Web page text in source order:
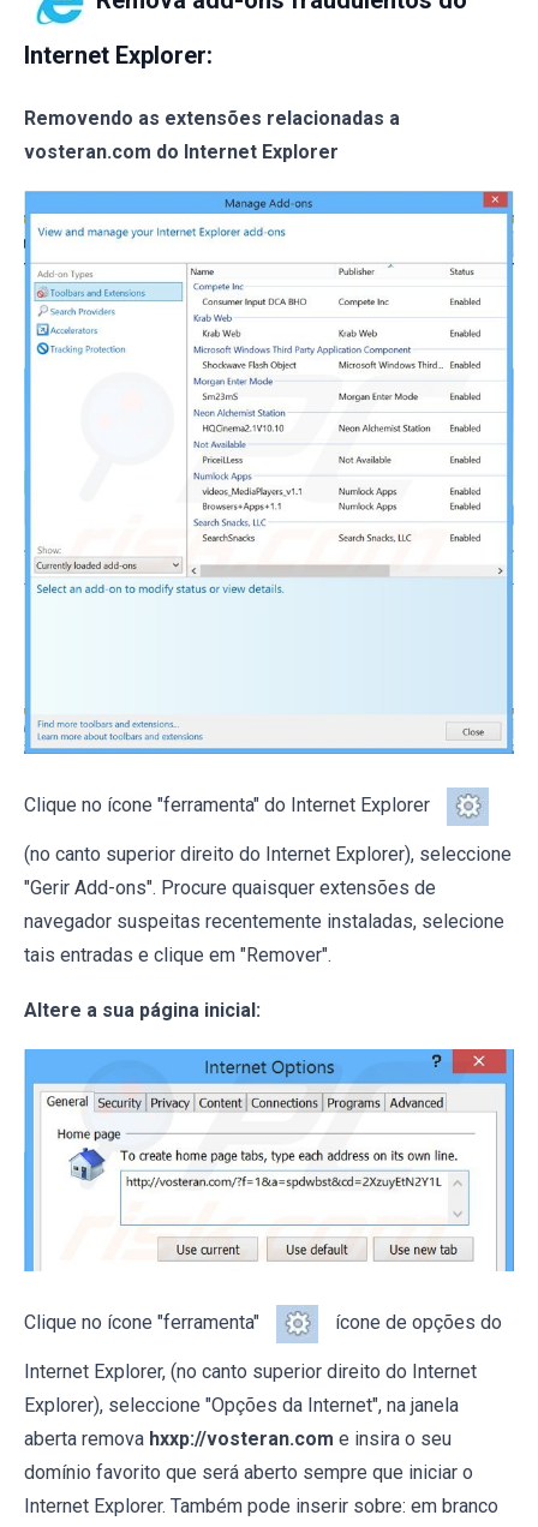
Internet Explorer:
Removendo as extensões relacionadas a
vosteran.com do Internet Explorer
Clique no ícone "ferramenta" do Internet Explorer
(no canto superior direito do Internet Explorer), seleccione
"Gerir Add-ons". Procure quaisquer extensões de
navegador suspeitas recentemente instaladas, selecione
tais entradas e clique em "Remover".
Altere a sua página inicial:
Clique no ícone "ferramenta" ícone de opções do
Internet Explorer, (no canto superior direito do Internet
Explorer), seleccione "Opções da Internet", na janela
aberta remova hxxp://vosteran.com e insira o seu
domínio favorito que será aberto sempre que iniciar o
Internet Explorer. Também pode inserir sobre: em branco